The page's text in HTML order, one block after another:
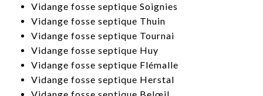
​Vidange fosse septique Soignies
​Vidange fosse septique Thuin
​Vidange fosse septique Tournai
​Vidange fosse septique Huy
​Vidange fosse septique Flémalle
​Vidange fosse septique Herstal